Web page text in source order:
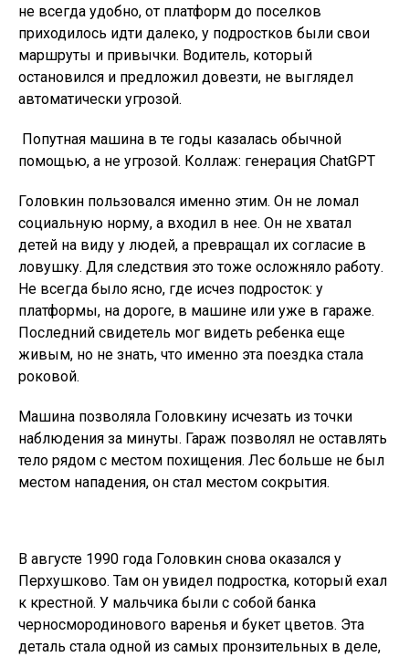
не всегда удобно, от платформ до поселков
приходилось идти далеко, у подростков были свои
маршруты и привычки. Водитель, который
остановился и предложил довезти, не выглядел
автоматически угрозой.
Попутная машина в те годы казалась обычной
помощью, а не угрозой. Коллаж: генерация ChatGPT
Головкин пользовался именно этим. Он не ломал
социальную норму, а входил в нее. Он не хватал
детей на виду у людей, а превращал их согласие в
ловушку. Для следствия это тоже осложняло работу.
Не всегда было ясно, где исчез подросток: у
платформы, на дороге, в машине или уже в гараже.
Последний свидетель мог видеть ребенка еще
живым, но не знать, что именно эта поездка стала
роковой.
Машина позволяла Головкину исчезать из точки
наблюдения за минуты. Гараж позволял не оставлять
тело рядом с местом похищения. Лес больше не был
местом нападения, он стал местом сокрытия.
В августе 1990 года Головкин снова оказался у
Перхушково. Там он увидел подростка, который ехал
к крестной. У мальчика были с собой банка
черносмородинового варенья и букет цветов. Эта
деталь стала одной из самых пронзительных в деле,